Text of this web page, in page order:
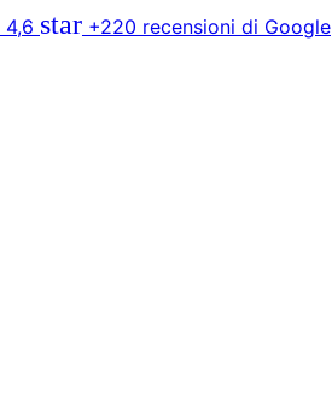
4,6 star +220 recensioni di Google